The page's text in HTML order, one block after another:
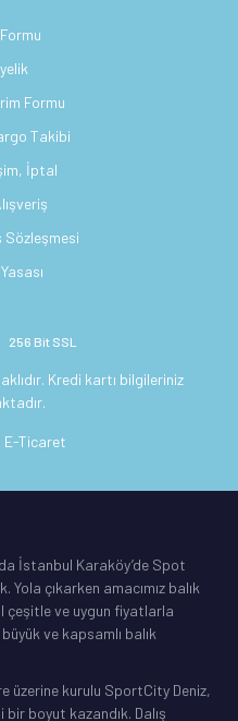
Formu
Takibi
İptal
Sözleşmesi
256 Bit SSL
Kredi kartı bilgileriniz
E-Ticaret
İstanbul Karaköy’de Spot
Yola çıkarken amacımız balık
çeşitle ve uygun fiyatlarla
ve kapsamlı balık
üzerine kurulu SportCity Deniz,
boyut kazandık. Dalış